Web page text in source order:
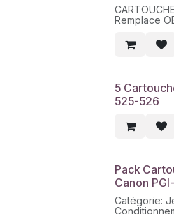
Remplace
5
525-526
Pack
Canon
Catégorie: